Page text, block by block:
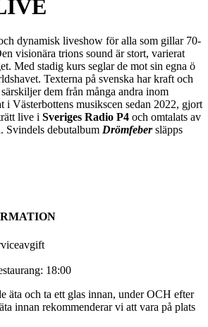
dynamisk liveshow för alla som gillar 70-
visionära trions sound är stort, varierat
Med stadig kurs seglar de mot sin egna ö
Texterna på svenska har kraft och
dem från många andra inom
i Västerbottens musikscen sedan 2022, gjort
live i Sveriges Radio P4 och omtalats av
. Svindels debutalbum Drömfebersläpps
18:00
äta och ta ett glas innan, under OCH efter
innan rekommenderar vi att vara på plats